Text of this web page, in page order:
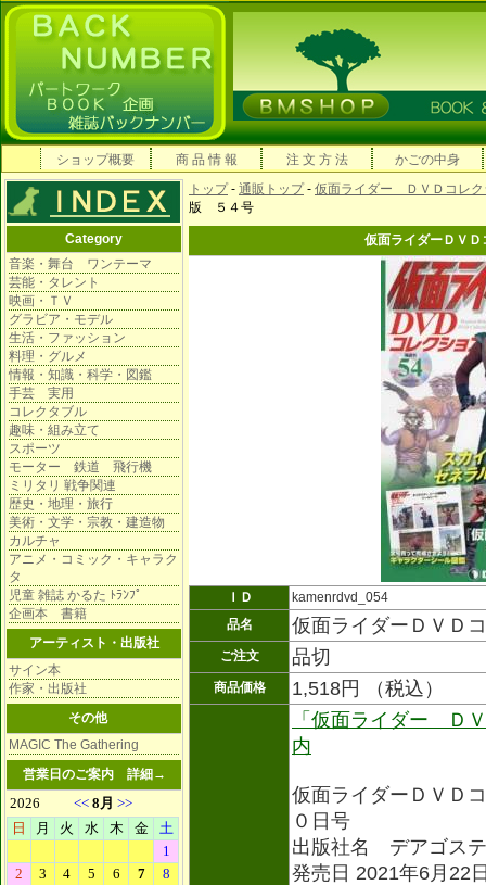
ショップ概要 商 品 情 報 注 文 方 法 かごの中身
Category
音楽・舞台 ワンテーマ
芸能・タレント
映画・ＴＶ
グラビア・モデル
生活・ファッション
料理・グルメ
情報・知識・科学・図鑑
手芸 実用
コレクタブル
趣味・組み立て
スポーツ
モーター 鉄道 飛行機
ミリタリ 戦争関連
歴史・地理・旅行
美術・文学・宗教・建造物
カルチャ
アニメ・コミック・キャラク
タ
児童 雑誌 かるた ﾄﾗﾝﾌﾟ
企画本 書籍
アーティスト・出版社
サイン本
作家・出版社
その他
MAGIC The Gathering
営業日のご案内 詳細→
トップ- 通販トップ- 仮面ライダー ＤＶＤコレ
版 ５４号
仮面ライダーＤＶ
ＩＤ
kamenrdvd_054
品名
仮面ライダーＤＶＤ
ご注文 品切
商品価格 1,518円 （税込）
「仮面ライダー Ｄ
内
仮面ライダーＤＶＤ
０日号
出版社名 デアゴス
発売日 2021年6月22